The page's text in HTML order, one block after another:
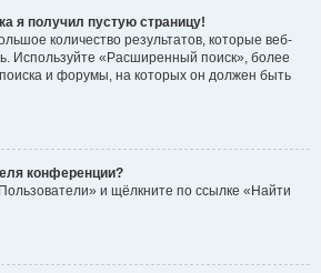
я получил пустую страницу!
количество результатов, которые веб-
Используйте «Расширенный поиск», более
и форумы, на которых он должен быть
конференции?
и щёлкните по ссылке «Найти